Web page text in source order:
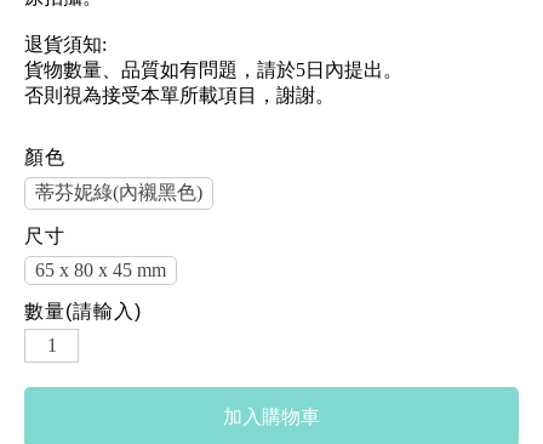
退貨須知:
貨物數量、品質如有問題，請於5日內提出。
否則視為接受本單所載項目，謝謝。
顏色
蒂芬妮綠(內襯黑色)
尺寸
65 x 80 x 45 mm
數量(請輸入)